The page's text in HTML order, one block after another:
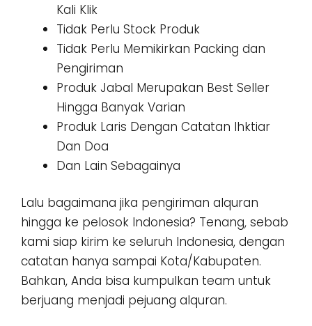
Kali Klik
Tidak Perlu Stock Produk
Tidak Perlu Memikirkan Packing dan
Pengiriman
Produk Jabal Merupakan Best Seller
Hingga Banyak Varian
Produk Laris Dengan Catatan Ihktiar
Dan Doa
Dan Lain Sebagainya
Lalu bagaimana jika pengiriman alquran
hingga ke pelosok Indonesia? Tenang, sebab
kami siap kirim ke seluruh Indonesia, dengan
catatan hanya sampai Kota/Kabupaten.
Bahkan, Anda bisa kumpulkan team untuk
berjuang menjadi pejuang alquran.